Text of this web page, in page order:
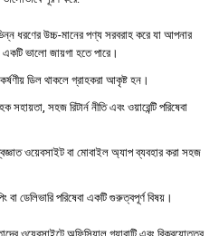
ধরণের উচ্চ-মানের পণ্য সরবরাহ করে যা আপনার
ভালো জায়গা হতে পারে।
ডিল থাকলে গ্রাহকরা আকৃষ্ট হন।
সহায়তা, সহজ রিটার্ন নীতি এবং ওয়ারেন্টি পরিষেবা
ওয়েবসাইট বা মোবাইল অ্যাপ ব্যবহার করা সহজ
বা ডেলিভারি পরিষেবা একটি গুরুত্বপূর্ণ বিষয়।